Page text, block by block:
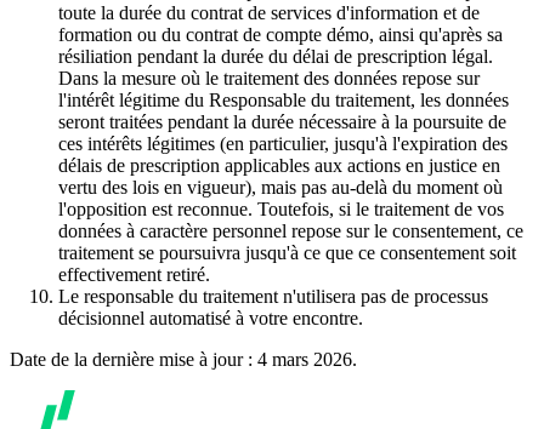
toute la durée du contrat de services d'information et de
formation ou du contrat de compte démo, ainsi qu'après sa
résiliation pendant la durée du délai de prescription légal.
Dans la mesure où le traitement des données repose sur
l'intérêt légitime du Responsable du traitement, les données
seront traitées pendant la durée nécessaire à la poursuite de
ces intérêts légitimes (en particulier, jusqu'à l'expiration des
délais de prescription applicables aux actions en justice en
vertu des lois en vigueur), mais pas au-delà du moment où
l'opposition est reconnue. Toutefois, si le traitement de vos
données à caractère personnel repose sur le consentement, ce
traitement se poursuivra jusqu'à ce que ce consentement soit
effectivement retiré.
Le responsable du traitement n'utilisera pas de processus
décisionnel automatisé à votre encontre.
Date de la dernière mise à jour : 4 mars 2026.